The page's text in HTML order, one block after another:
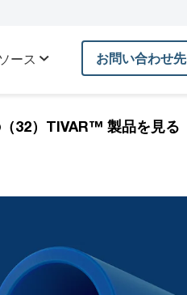
ース お問い合わせ先
32）TIVAR™ 製品を見る